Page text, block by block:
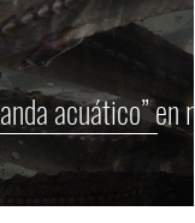
acuático” en río